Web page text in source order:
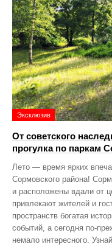
Эксклюзив
От советского
прогулка по паркам
Лето — время ярких
Сормовского района!
и расположены вдали от
привлекают жителей и
пространств богатая
событий, а сегодня
немало интересного.